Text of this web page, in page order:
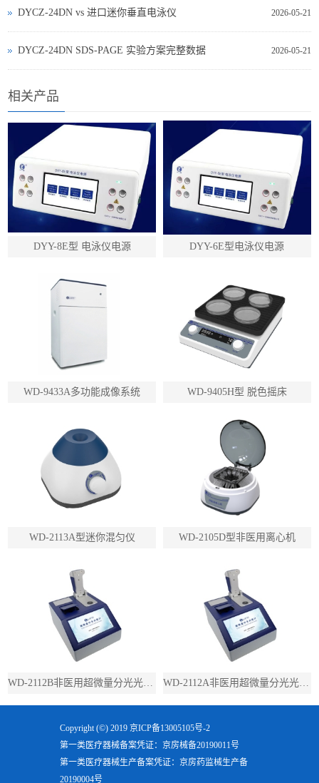
2026-05-21
DYCZ‑24DN vs 进口迷你垂直电泳仪
2026-05-21
DYCZ‑24DN SDS‑PAGE 实验方案完整数据
相关产品
DYY-8E型 电泳仪电源 DYY-6E型电泳仪电源
WD-9433A多功能成像系统 WD-9405H型 脱色摇床
WD-2113A型迷你混匀仪 WD-2105D型非医用离心机
WD-2112B非医用超微量分光光度计（带荧光） WD-2112A非医用超微量分光光度计（不带荧光）
Copyright (©) 2019 京ICP备13005105号-2
第一类医疗器械备案凭证：京房械备20190011号
第一类医疗器械生产备案凭证：京房药监械生产备
20190004号